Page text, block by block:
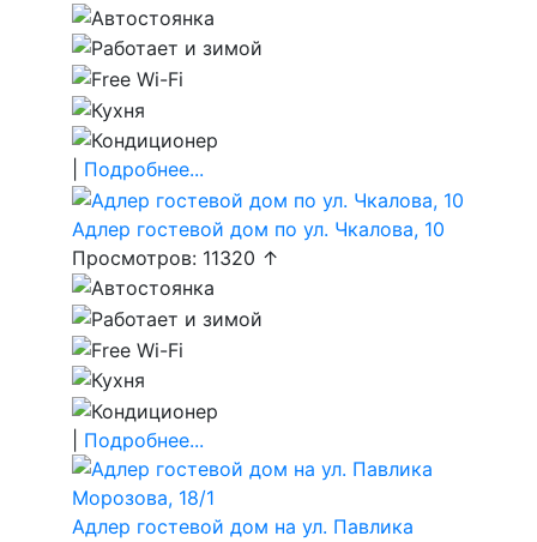
Подробнее...
Адлер гостевой дом по ул. Чкалова, 10
Просмотров: 11320 ↑
Подробнее...
Адлер гостевой дом на ул. Павлика